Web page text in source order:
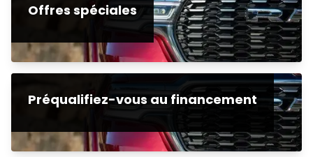
Offres spéciales
Préqualifiez-vous au financement